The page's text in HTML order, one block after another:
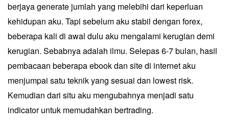
berjaya generate jumlah yang melebihi dari keperluan
kehidupan aku. Tapi sebelum aku stabil dengan forex,
beberapa kali di awal dulu aku mengalami kerugian demi
kerugian. Sebabnya adalah ilmu. Selepas 6-7 bulan, hasil
pembacaan beberapa ebook dan site di internet aku
menjumpai satu teknik yang sesuai dan lowest risk.
Kemudian dari situ aku mengubahnya menjadi satu
indicator untuk memudahkan bertrading.